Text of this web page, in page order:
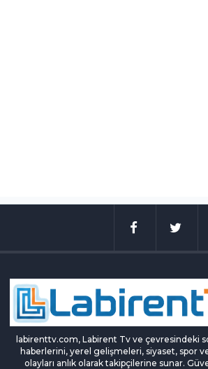
labirenttv.com, Labirent Tv ve çevresindeki
haberlerini, yerel gelişmeleri, siyaset, spor
olayları anlık olarak takipçilerine sunar.